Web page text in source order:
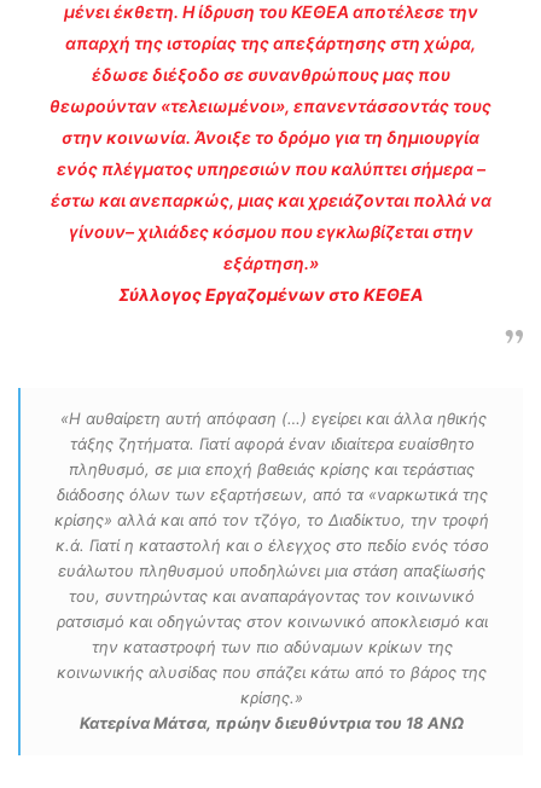
μένει έκθετη. Η ίδρυση του ΚΕΘΕΑ αποτέλεσε την
απαρχή της ιστορίας της απεξάρτησης στη χώρα,
έδωσε διέξοδο σε συνανθρώπους μας που
θεωρούνταν «τελειωμένοι», επανεντάσσοντάς τους
στην κοινωνία. Άνοιξε το δρόμο για τη δημιουργία
ενός πλέγματος υπηρεσιών που καλύπτει σήμερα –
έστω και ανεπαρκώς, μιας και χρειάζονται πολλά να
γίνουν– χιλιάδες κόσμου που εγκλωβίζεται στην
εξάρτηση.»
Σύλλογος Εργαζομένων στο ΚΕΘΕΑ
«H αυθαίρετη αυτή απόφαση (…) εγείρει και άλλα ηθικής
τάξης ζητήματα. Γιατί αφορά έναν ιδιαίτερα ευαίσθητο
πληθυσμό, σε μια εποχή βαθειάς κρίσης και τεράστιας
διάδοσης όλων των εξαρτήσεων, από τα «ναρκωτικά της
κρίσης» αλλά και από τον τζόγο, το Διαδίκτυο, την τροφή
κ.ά. Γιατί η καταστολή και ο έλεγχος στο πεδίο ενός τόσο
ευάλωτου πληθυσμού υποδηλώνει μια στάση απαξίωσής
του, συντηρώντας και αναπαράγοντας τον κοινωνικό
ρατσισμό και οδηγώντας στον κοινωνικό αποκλεισμό και
την καταστροφή των πιο αδύναμων κρίκων της
κοινωνικής αλυσίδας που σπάζει κάτω από το βάρος της
κρίσης.»
Κατερίνα Μάτσα, πρώην διευθύντρια του 18 ΑΝΩ